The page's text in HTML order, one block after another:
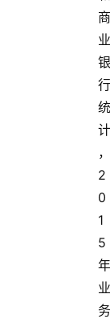
商
业
银
行
统
计
，
2
0
1
5
年
业
务